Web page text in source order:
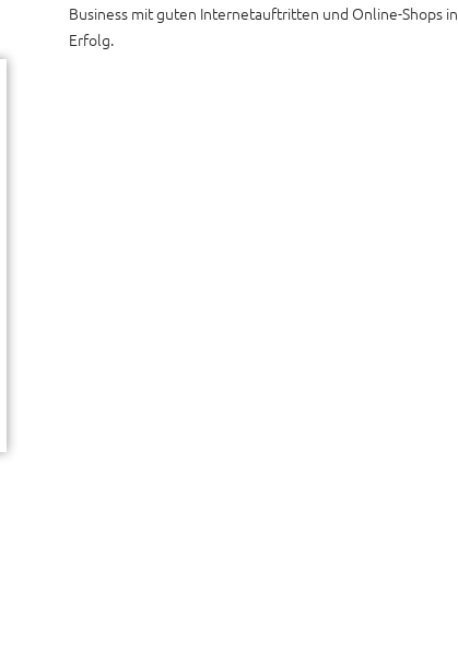
Business mit guten Internetauftritten und Online-Shops in
Erfolg.